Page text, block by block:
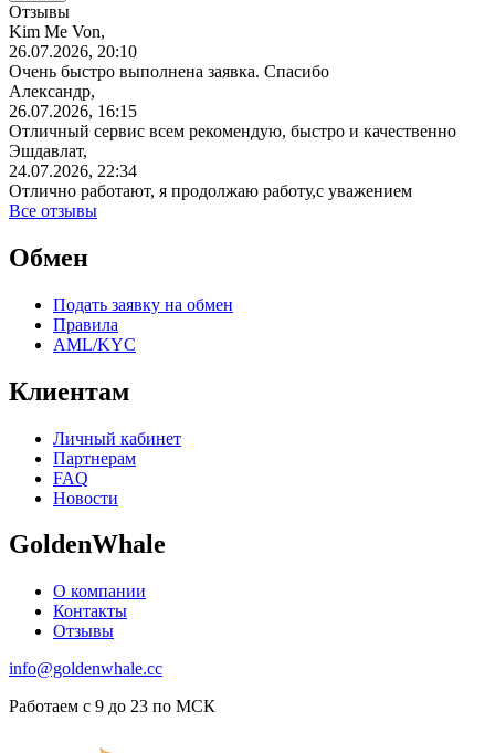
Отзывы
Kim Me Von,
26.07.2026, 20:10
Очень быстро выполнена заявка. Спасибо
Александр,
26.07.2026, 16:15
Отличный сервис всем рекомендую, быстро и качественно
Эшдавлат,
24.07.2026, 22:34
Отлично работают, я продолжаю работу,с уважением
Все отзывы
Обмен
Подать заявку на обмен
Правила
AML/KYC
Клиентам
Личный кабинет
Партнерам
FAQ
Новости
GoldenWhale
О компании
Контакты
Отзывы
info@goldenwhale.cc
Работаем с 9 до 23 по МСК